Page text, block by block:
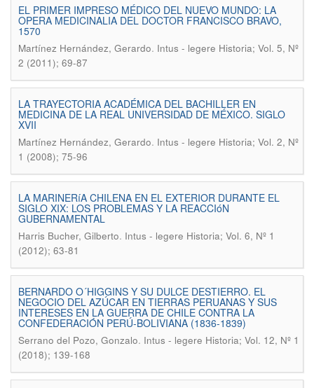
EL PRIMER IMPRESO MÉDICO DEL NUEVO MUNDO: LA
OPERA MEDICINALIA DEL DOCTOR FRANCISCO BRAVO,
1570
Martínez Hernández, Gerardo. Intus - legere Historia; Vol. 5, Nº
2 (2011); 69-87
LA TRAYECTORIA ACADÉMICA DEL BACHILLER EN
MEDICINA DE LA REAL UNIVERSIDAD DE MÉXICO. SIGLO
XVII
Martínez Hernández, Gerardo. Intus - legere Historia; Vol. 2, Nº
1 (2008); 75-96
LA MARINERíA CHILENA EN EL EXTERIOR DURANTE EL
SIGLO XIX: LOS PROBLEMAS Y LA REACCIóN
GUBERNAMENTAL
Harris Bucher, Gilberto. Intus - legere Historia; Vol. 6, Nº 1
(2012); 63-81
BERNARDO O´HIGGINS Y SU DULCE DESTIERRO. EL
NEGOCIO DEL AZÚCAR EN TIERRAS PERUANAS Y SUS
INTERESES EN LA GUERRA DE CHILE CONTRA LA
CONFEDERACIÓN PERÚ-BOLIVIANA (1836-1839)
Serrano del Pozo, Gonzalo. Intus - legere Historia; Vol. 12, Nº 1
(2018); 139-168